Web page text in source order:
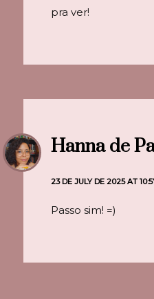
pra ver!
Hanna de
23 DE JULY DE 2025 AT
Passo sim! =)